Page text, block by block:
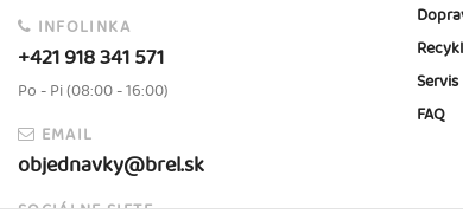
INFOLINKA
+421 918 341 571
Po - Pi (08:00 - 16:00)
EMAIL
objednavky@brel.sk
FAQ